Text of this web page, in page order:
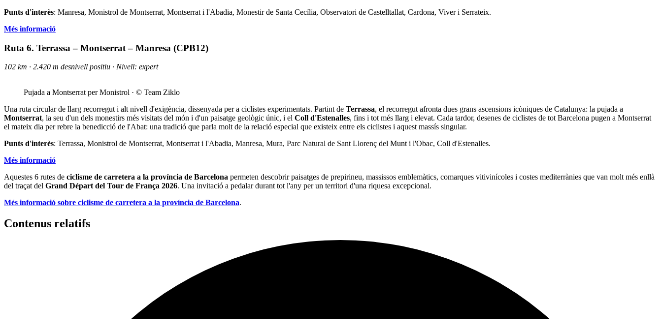
Punts d'interès: Manresa, Monistrol de Montserrat, Montserrat i l'Abadia, Monestir de Santa Cecília, Observatori de Castelltallat, Cardona, Viver i Serrateix.
Més informació
Ruta 6. Terrassa – Montserrat – Manresa (CPB12)
102 km · 2.420 m desnivell positiu · Nivell: expert
Pujada a Montserrat per Monistrol · © Team Ziklo
Una ruta circular de llarg recorregut i alt nivell d'exigència, dissenyada per a ciclistes experimentats. Partint de Terrassa, el recorregut afronta dues grans ascensions icòniques de Catalunya: la pujada a
Montserrat, la seu d'un dels monestirs més visitats del món i d'un paisatge geològic únic, i el Coll d'Estenalles, fins i tot més llarg i elevat. Cada tardor, desenes de ciclistes de tot Barcelona pugen a Montserrat
el mateix dia per rebre la benedicció de l'Abat: una tradició que parla molt de la relació especial que existeix entre els ciclistes i aquest massís singular.
Punts d'interès: Terrassa, Monistrol de Montserrat, Montserrat i l'Abadia, Manresa, Mura, Parc Natural de Sant Llorenç del Munt i l'Obac, Coll d'Estenalles.
Més informació
Aquestes 6 rutes de ciclisme de carretera a la província de Barcelona permeten descobrir paisatges de prepirineu, massissos emblemàtics, comarques vitivinícoles i costes mediterrànies que van molt més enllà
del traçat del Grand Départ del Tour de França 2026. Una invitació a pedalar durant tot l'any per un territori d'una riquesa excepcional.
Més informació sobre ciclisme de carretera a la província de Barcelona.
Contenus relatifs